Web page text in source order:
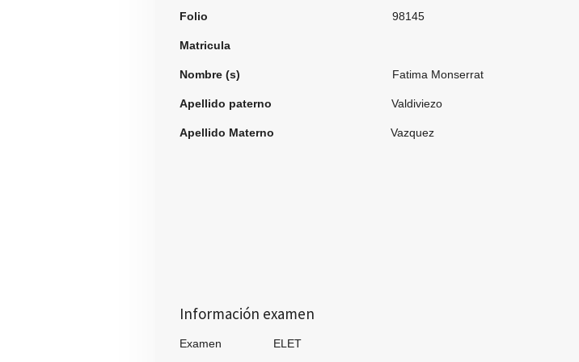
Folio 98145
Matricula
Nombre (s) Fatima Monserrat
Apellido paterno Valdiviezo
Apellido Materno Vazquez
Información examen
Examen ELET